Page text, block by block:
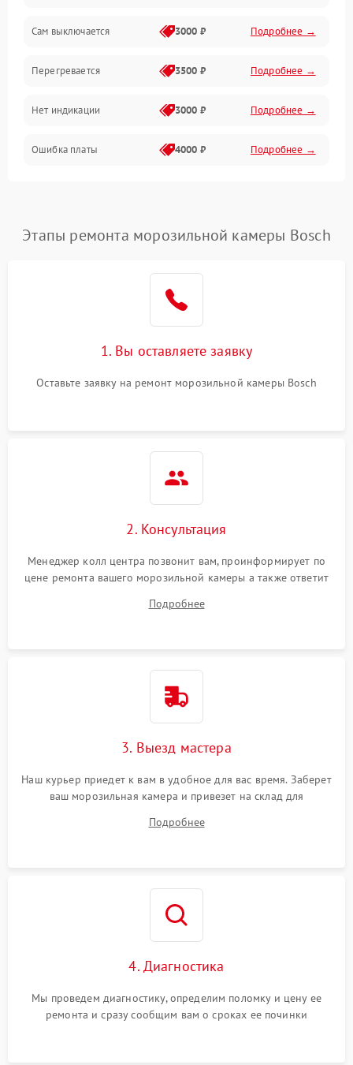
Сам выключается 3000 ₽ Подробнее →
Перегревается 3500 ₽ Подробнее →
Нет индикации 3000 ₽ Подробнее →
Ошибка платы 4000 ₽ Подробнее →
Этапы ремонта морозильной камеры Bosch
1. Вы оставляете заявку
Оставьте заявку на ремонт морозильной камеры Bosch
2. Консультация
Менеджер колл центра позвонит вам, проинформирует по
цене ремонта вашего морозильной камеры а также ответит
Подробнее
3. Выезд мастера
Наш курьер приедет к вам в удобное для вас время. Заберет
ваш морозильная камера и привезет на склад для
Подробнее
4. Диагностика
Мы проведем диагностику, определим поломку и цену ее
ремонта и сразу сообщим вам о сроках ее починки